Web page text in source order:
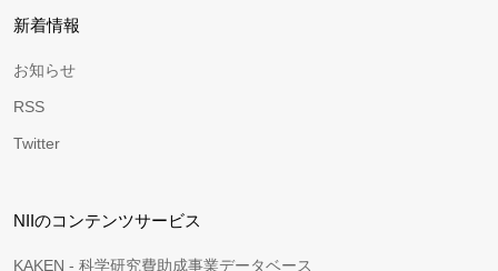
新着情報
お知らせ
RSS
Twitter
NIIのコンテンツサービス
KAKEN - 科学研究費助成事業データベース